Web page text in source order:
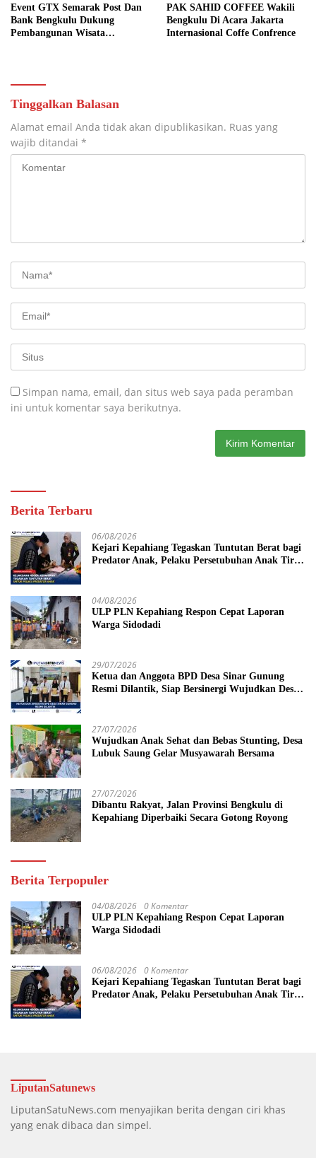
Event GTX Semarak Post Dan
Bank Bengkulu Dukung
Pembangunan Wisata
PAK SAHID COFFEE Wakili
Bengkulu Di Acara Jakarta
Internasional Coffe Confrence
Tinggalkan Balasan
Alamat email Anda tidak akan dipublikasikan. Ruas yang
wajib ditandai *
Simpan nama, email, dan situs web saya pada peramban
ini untuk komentar saya berikutnya.
Berita Terbaru
06/08/2026
Kejari Kepahiang Tegaskan Tuntutan Berat bagi
Predator Anak, Pelaku Persetubuhan Anak Tiri
04/08/2026
ULP PLN Kepahiang Respon Cepat Laporan
Warga Sidodadi
29/07/2026
Ketua dan Anggota BPD Desa Sinar Gunung
Resmi Dilantik, Siap Bersinergi Wujudkan Desa
27/07/2026
Wujudkan Anak Sehat dan Bebas Stunting, Desa
Lubuk Saung Gelar Musyawarah Bersama
27/07/2026
Dibantu Rakyat, Jalan Provinsi Bengkulu di
Kepahiang Diperbaiki Secara Gotong Royong
Berita Terpopuler
04/08/2026 0 Komentar
ULP PLN Kepahiang Respon Cepat Laporan
Warga Sidodadi
06/08/2026 0 Komentar
Kejari Kepahiang Tegaskan Tuntutan Berat bagi
Predator Anak, Pelaku Persetubuhan Anak Tiri
LiputanSatunews
LiputanSatuNews.com menyajikan berita dengan ciri khas
yang enak dibaca dan simpel.